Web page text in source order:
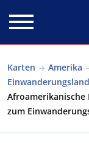
Karten Amerika
Einwanderungsland
Afroamerikanische
zum